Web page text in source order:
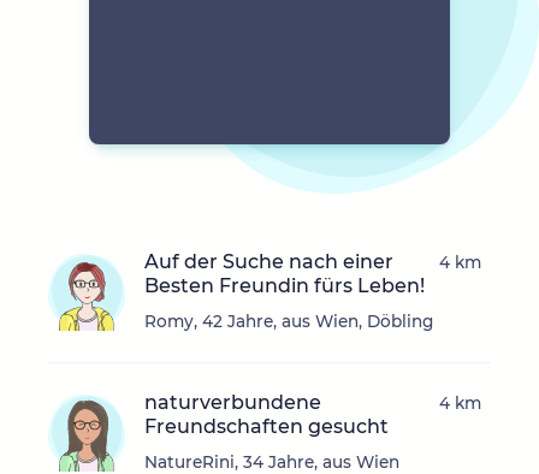
Auf der Suche nach einer
Besten Freundin fürs Leben!
Romy, 42 Jahre, aus Wien, Döbling
4 km
naturverbundene
Freundschaften gesucht
NatureRini, 34 Jahre, aus Wien
4 km